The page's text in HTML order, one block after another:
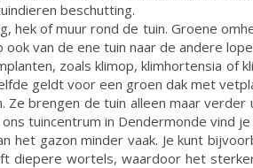
beschutting.
hek of muur rond de tuin. Groene
van de ene tuin naar de andere
zoals klimop, klimhortensia
geldt voor een groen dak met
brengen de tuin alleen maar
tuincentrum in Dendermonde vind
het gazon minder vaak. Je kunt
diepere wortels, waardoor het